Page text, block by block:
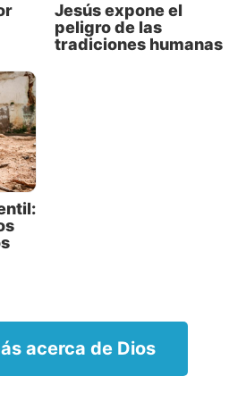
Jesús expone el
peligro de las
tradiciones humanas
acerca de Dios